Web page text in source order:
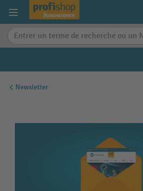
content
Newsletter